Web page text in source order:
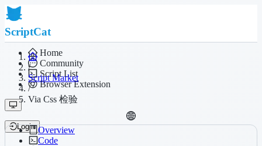
ScriptCat
Home
Community
Script List
Browser Extension
Login
/
Script Market
/
Via Css 检验
Overview
Code